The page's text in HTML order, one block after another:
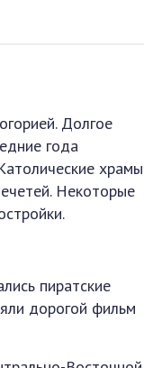
Долгое
года
храмы
Некоторые
пиратские
дорогой фильм